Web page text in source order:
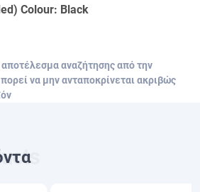
Colour: Black
αποτέλεσμα αναζήτησης από την
να μην ανταποκρίνεται ακριβώς